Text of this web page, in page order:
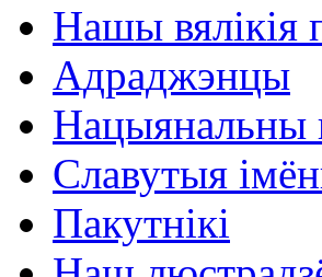
Нашы вялікія
Адраджэнцы
Нацыянальны
Славутыя
Пакутнікі